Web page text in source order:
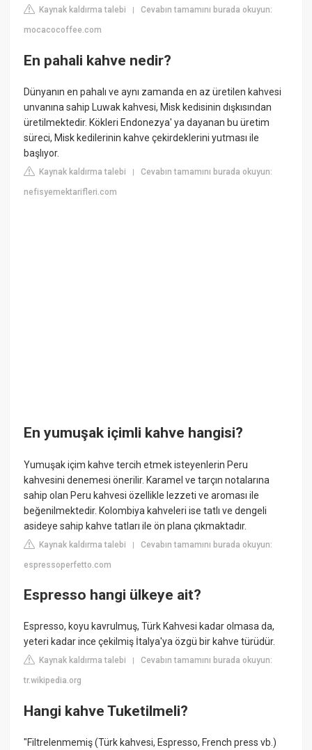
Kaynak kaldırma talebi |Cevabın tamamını burada okuyun:
mocacocoffee.com
En pahali kahve nedir?
Dünyanın en pahalı ve aynı zamanda en az üretilen kahvesi
unvanına sahip Luwak kahvesi, Misk kedisinin dışkısından
üretilmektedir. Kökleri Endonezya' ya dayanan bu üretim
süreci, Misk kedilerinin kahve çekirdeklerini yutması ile
başlıyor.
Kaynak kaldırma talebi |Cevabın tamamını burada okuyun:
nefisyemektarifleri.com
En yumuşak içimli kahve hangisi?
Yumuşak içim kahve tercih etmek isteyenlerin Peru
kahvesini denemesi önerilir. Karamel ve tarçın notalarına
sahip olan Peru kahvesi özellikle lezzeti ve aroması ile
beğenilmektedir. Kolombiya kahveleri ise tatlı ve dengeli
asideye sahip kahve tatları ile ön plana çıkmaktadır.
Kaynak kaldırma talebi |Cevabın tamamını burada okuyun:
espressoperfetto.com
Espresso hangi ülkeye ait?
Espresso, koyu kavrulmuş, Türk Kahvesi kadar olmasa da,
yeteri kadar ince çekilmiş İtalya'ya özgü bir kahve türüdür.
Kaynak kaldırma talebi |Cevabın tamamını burada okuyun:
tr.wikipedia.org
Hangi kahve Tuketilmeli?
"Filtrelenmemiş (Türk kahvesi, Espresso, French press vb.)